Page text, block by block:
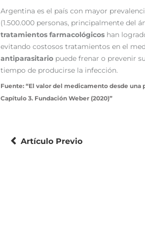
Argentina es el país con mayor
(1.500.000 personas, principalmente del
tratamientos farmacológicos han
evitando costosos tratamientos en el
antiparasitario puede frenar o prevenir
tiempo de producirse la infección.
Fuente: “El valor del medicamento desde
Capítulo 3. Fundación Weber (2020)”
Artículo Previo